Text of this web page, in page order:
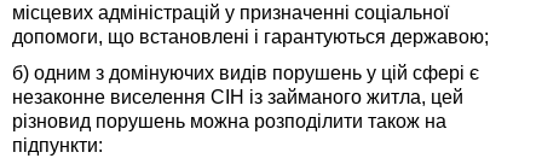
місцевих адміністрацій у призначенні соціальної
допомоги, що встановлені і гарантуються державою;
б) одним з домінуючих видів порушень у цій сфері є
незаконне виселення СІН із займаного житла, цей
різновид порушень можна розподілити також на
підпункти: